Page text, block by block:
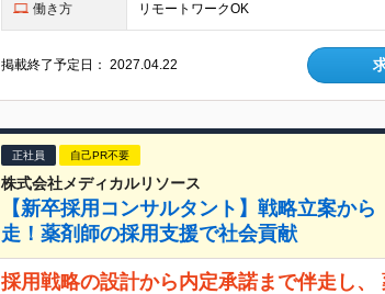
働き方 リモートワークOK
掲載終了予定日：2027.04.22
正社員 自己PR不要
株式会社メディカルリソース
【新卒採用コンサルタント】戦略立案か
走！薬剤師の採用支援で社会貢献
採用戦略の設計から内定承諾まで伴走し